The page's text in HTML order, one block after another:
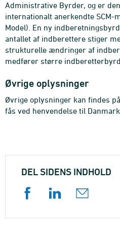
Administrative Byrder, og er
internationalt anerkendte SCM-
Model). En ny
antallet af indberettere stiger
strukturelle ændringer af
medfører større
Øvrige oplysninger
Øvrige oplysninger kan findes
fås ved henvendelse til
DEL SIDENS INDHOLD